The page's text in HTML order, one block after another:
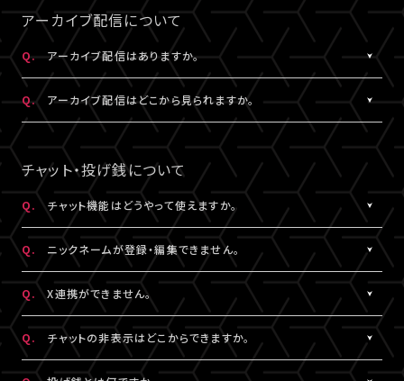
5.キーボードのNum Lock（ナムロック）が押されていませんか？
ノートパソコンをご利用の方は、Num Lockキーが外れた状態で行
ってください。
購入が可能です。券種や決済方法により販売期間や販売価格など
が異なります。
ットの安定した接続速度 (以下の表を参照) を確保していただくこ
とをお勧めします。
QUALITY
（解像度）
必要速度 推奨速度
1080P 15Mbps以上 20Mbps以上
720P 6Mbps以上 9Mbps以上
480P 2Mbps以上 3Mbps以上
360P 0.8Mbps以上 1.2Mbps以上
解像度が選択できる推奨ブラウザは下記のとおりです。
Windows：Chrome、Firefox、Edge
Mac：Chrome、Firefox
アーカイブ配信について
Q. アーカイブ配信はありますか。
A.
公演により異なります。
アーカイブ配信がある場合は、視聴チケットをお持ちの方に限りご
視聴いただけます。
公演によってはアーカイブ配信のみの視聴でも視聴チケットのご
購入が可能です。券種や決済方法により販売期間や販売価格など
が異なります。
Q. アーカイブ配信はどこから見られますか。
A.
アーカイブ配信がある場合は、ライブ配信と同じ配信視聴ページ
でご視聴いただけます。
配信視聴ページは、各公演のチケット販売ページ、「マイページ
内「チケット購入情報」よりアクセスいただけます。
※「決済完了のお知らせ」メールでもご案内しております。
チャット・投げ銭について
Q. チャット機能はどうやって使えますか。
A.
ライブ配信中にご利用いただけるサービスです。
ただし、公演によってはチャット機能をご利用いただけない場合が
あります。
詳細はチケット販売ページでご確認ください。
Q. ニックネームが登録・編集できません。
A.
チャットをするには、ニックネームの設定が必要です。
ニックネームは「マイページ
」内「投稿設定」にて登録・変更が可能
です。
絵文字・機種依存文字等が含まれている場合は登録できませんの
でご注意ください。
Q. X連携ができません。
A. X連携は「マイページ」内「投稿設定」にて設定が可能です。
詳しくは こちらをご確認ください。
※X連携は配信視聴ページからも設定いただけます。
Q. チャットの非表示はどこからできますか。
A. チャット欄下部の「チャットを非表示」（スマートフォンではチャット